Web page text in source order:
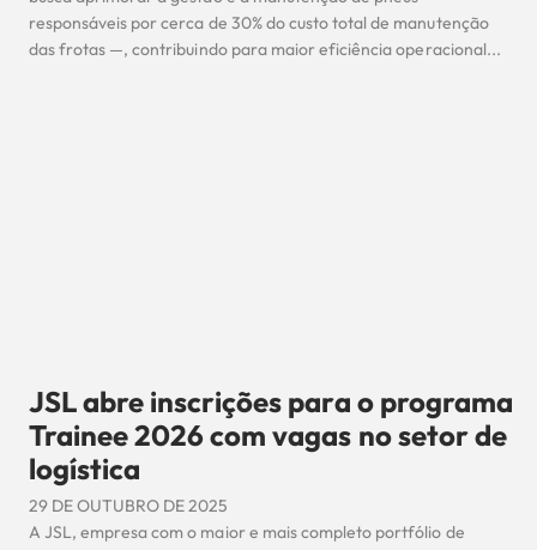
responsáveis por cerca de 30% do custo total de manutenção
das frotas —, contribuindo para maior eficiência operacional...
JSL abre inscrições para o programa
Trainee 2026 com vagas no setor de
logística
29 DE OUTUBRO DE 2025
A JSL, empresa com o maior e mais completo portfólio de